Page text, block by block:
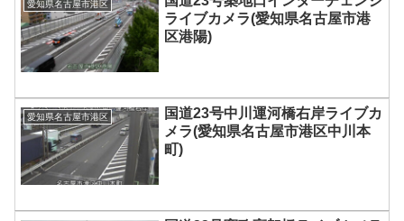
愛知県名古屋市港区
ライブカメラ(愛知県名古屋市港
区港陽)
愛知県名古屋市港区
国道23号中川運河橋右岸ライブカ
メラ(愛知県名古屋市港区中川本
町)